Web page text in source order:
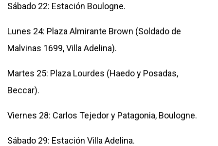
Sábado 22: Estación Boulogne.
Lunes 24: Plaza Almirante Brown (Soldado de
Malvinas 1699, Villa Adelina).
Martes 25: Plaza Lourdes (Haedo y Posadas,
Beccar).
Viernes 28: Carlos Tejedor y Patagonia, Boulogne.
Sábado 29: Estación Villa Adelina.